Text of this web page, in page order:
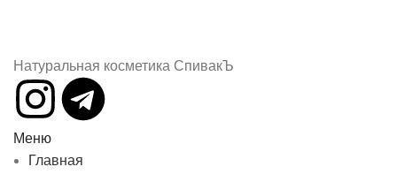
Натуральная косметика СпивакЪ
Меню
Главная